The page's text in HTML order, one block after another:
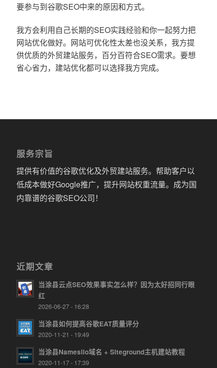
要参与到谷歌SEO中来的原因和方式。
我方会利用自己长期的SEO实践经验和你一起努力把
网站优化做好。网站可优化性太差也没关系，我方提
供优质的外贸建站服务，百分百符合SEO需求。要想
省心省力，建站优化都可以选择我方完成。
服务宗旨
提供有价值的谷歌优化及外贸建站服务。帮助客户以
低成本做好Google推广，提升网站权重流量。成为国
内靠谱的谷歌SEO公司！
近期文章
当涂县云点SEO效果事实怎么样？因为太好招同行眼
红
2026-06-27 - 16:28
当涂县如何提高谷歌EAT质量评分
2020-11-21 - 19:49
当涂县Namesilo域名 + Siteground主机建站教程
2020-11-17 - 17:39